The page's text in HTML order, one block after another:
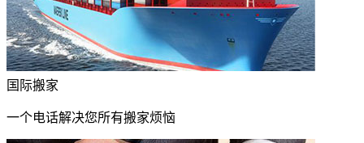
国际搬家
一个电话解决您所有搬家烦恼